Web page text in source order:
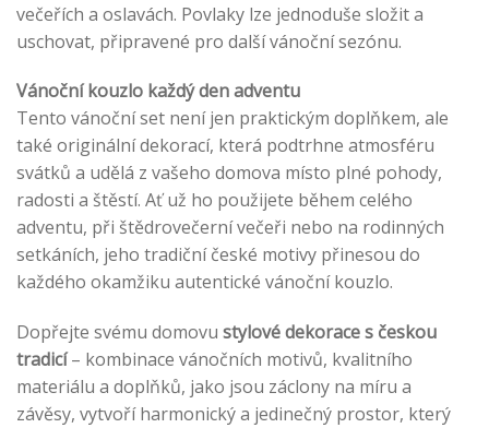
večeřích a oslavách. Povlaky lze jednoduše složit a
uschovat, připravené pro další vánoční sezónu.
Vánoční kouzlo každý den adventu
Tento vánoční set není jen praktickým doplňkem, ale
také originální dekorací, která podtrhne atmosféru
svátků a udělá z vašeho domova místo plné pohody,
radosti a štěstí. Ať už ho použijete během celého
adventu, při štědrovečerní večeři nebo na rodinných
setkáních, jeho tradiční české motivy přinesou do
každého okamžiku autentické vánoční kouzlo.
Dopřejte svému domovu stylové dekorace s českou
tradicí– kombinace vánočních motivů, kvalitního
materiálu a doplňků, jako jsou záclony na míru a
závěsy, vytvoří harmonický a jedinečný prostor, který